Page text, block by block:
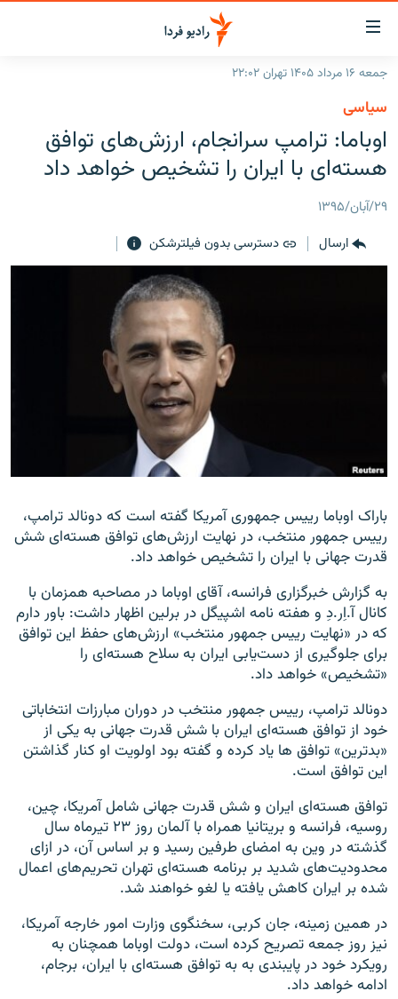
لینک‌های
قابلیت
دسترسی
بازگشت
منوی
اصلی
رفتن
صفحه
جستجو
ایران
جهان
برنامه‌های رادیویی
پادکست
چندرسانه‌ای
جمعه ۱۶ مرداد ۱۴۰۵ تهران ۲۲:۰۲
سیاسی
اوباما: ترامپ سرانجام، ارزش‌های توافق
هسته‌ای با ایران را تشخیص خواهد داد
۲۹/آبان/۱۳۹۵
ارسال
دسترسی بدون فیلترشکن
باراک اوباما رییس جمهوری آمریکا گفته است که دونالد ترامپ،
رییس جمهور منتخب، در نهایت ارزش‌های توافق هسته‌ای شش
قدرت جهانی با ایران را تشخیص خواهد داد.
به گزارش خبرگزاری فرانسه، آقای اوباما در مصاحبه همزمان با
کانال آ.اِر.دِ و هفته نامه اشپیگل در برلین اظهار داشت: باور دارم
که در «نهایت رییس جمهور منتخب» ارزش‌های حفظ این توافق
برای جلوگیری از دست‌یابی ایران به سلاح هسته‌ای را
«تشخیص» خواهد داد.
دونالد ترامپ، رییس جمهور منتخب در دوران مبارزات انتخاباتی
خود از توافق هسته‌ای ایران با شش قدرت جهانی به یکی از
«بدترین» توافق ها یاد کرده و گفته بود اولویت او کنار گذاشتن
این توافق است.
توافق هسته‌ای ایران و شش قدرت جهانی شامل آمریکا، چین،
روسیه، فرانسه و بریتانیا همراه با آلمان روز ۲۳ تیرماه سال
گذشته در وین به امضای طرفین رسید و بر اساس آن، در ازای
محدودیت‌های شدید بر برنامه هسته‌ای تهران تحریم‌های اعمال
شده بر ایران کاهش یافته یا لغو خواهند شد.
در همین زمینه، جان کربی، سخنگوی وزارت امور خارجه آمریکا،
نیز روز جمعه تصریح کرده است، دولت اوباما همچنان به
رویکرد خود در پایبندی به به توافق هسته‌ای با ایران، برجام،
ادامه خواهد داد.